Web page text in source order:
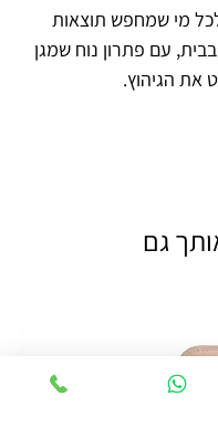
מי שמחפש תוצאות
בבית, עם פתרון נוח שמגן
את הגיהוץ.
גם